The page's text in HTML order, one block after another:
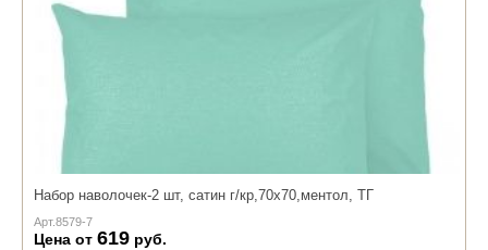
Набор наволочек-2 шт, сатин г/кр,70х70,ментол, ТГ
Арт.8579-7
Цена от 619 руб.